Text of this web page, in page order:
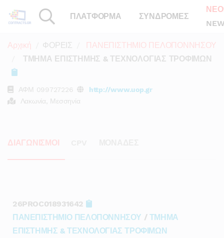
ΠΛΑΤΦΟΡΜΑ ΣΥΝΔΡΟΜΕΣ
Αρχική ΦΟΡΕΙΣ
ΠΑΝΕΠΙΣΤΗΜΙΟ ΠΕΛΟΠΟΝΝΗΣΟΥ
ΤΜΗΜΑ ΕΠΙΣΤΗΜΗΣ & ΤΕΧΝΟΛΟΓΙΑΣ ΤΡΟΦΙΜΩΝ
ΑΦΜ 099727226
http://www.uop.gr
Λακωνία, Μεσσηνία
ΔΙΑΓΩΝΙΣΜΟΙ
26PROC018931642
ΠΑΝΕΠΙΣΤΗΜΙΟ ΠΕΛΟΠΟΝΝΗΣΟΥ / ΤΜΗΜΑ
ΕΠΙΣΤΗΜΗΣ & ΤΕΧΝΟΛΟΓΙΑΣ ΤΡΟΦΙΜΩΝ